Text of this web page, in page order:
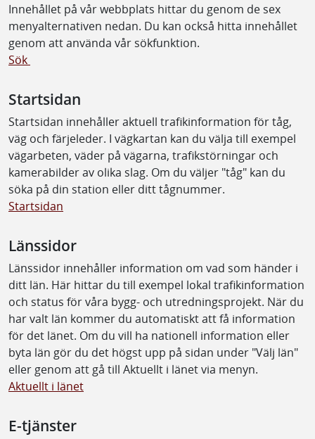
Innehållet på vår webbplats hittar du genom de sex
menyalternativen nedan. Du kan också hitta innehållet
genom att använda vår sökfunktion.
Sök
Startsidan
Startsidan innehåller aktuell trafikinformation för tåg,
väg och färjeleder. I vägkartan kan du välja till exempel
vägarbeten, väder på vägarna, trafikstörningar och
kamerabilder av olika slag. Om du väljer "tåg" kan du
söka på din station eller ditt tågnummer.
Startsidan
Länssidor
Länssidor innehåller information om vad som händer i
ditt län. Här hittar du till exempel lokal trafikinformation
och status för våra bygg- och utredningsprojekt. När du
har valt län kommer du automatiskt att få information
för det länet. Om du vill ha nationell information eller
byta län gör du det högst upp på sidan under "Välj län"
eller genom att gå till Aktuellt i länet via menyn.
Aktuellt i länet
E-tjänster